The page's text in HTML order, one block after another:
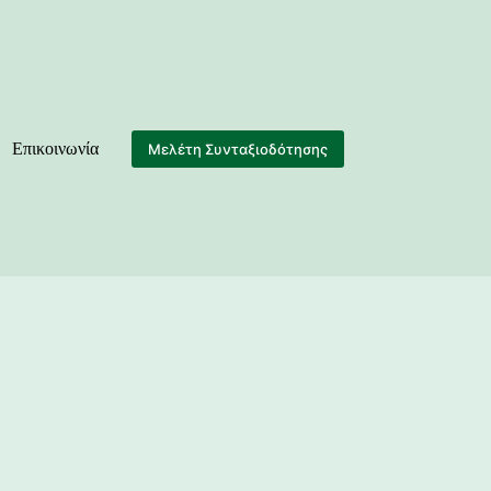
Επικοινωνία Μελέτη Συνταξιοδότησης